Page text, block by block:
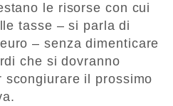
le risorse con cui
tasse – si parla di
– senza dimenticare
che si dovranno
scongiurare il prossimo